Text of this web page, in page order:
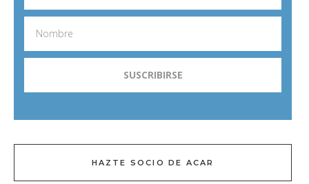
HAZTE SOCIO DE ACAR